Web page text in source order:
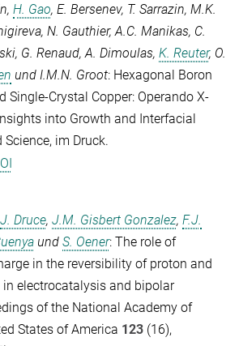
, H. Gao, E. Bersenev, T. Sarrazin, M.K.
, N. Gauthier,A.C. Manikas, C.
, G. Renaud,A. Dimoulas, K. Reuter, O.
und I.M.N. Groot: Hexagonal Boron
Single-Crystal Copper: Operando X-
into Growth and Interfacial
Science, im Druck.
J. Druce, J.M. Gisbert Gonzalez, F.J.
und S. Oener: The role of
in the reversibility of proton and
electrocatalysis and bipolar
of the National Academy of
States of America 123 (16),